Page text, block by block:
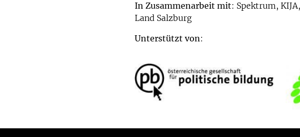
In Zusammenarbeit mit: Spektrum,
Land Salzburg
Unterstützt von: